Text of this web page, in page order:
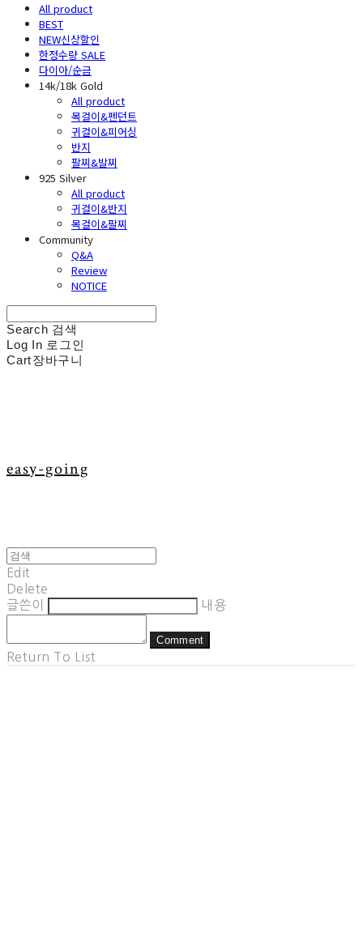
All product
BEST
NEW신상할인
한정수량 SALE
다이아/순금
14k/18k Gold
All product
목걸이&펜던트
귀걸이&피어싱
반지
팔찌&발찌
925 Silver
All product
귀걸이&반지
목걸이&팔찌
Community
Q&A
Review
NOTICE
Search 검색
Log In 로그인
Cart장바구니
easy-going
Edit
Delete
글쓴이
내용
Comment
Return To List